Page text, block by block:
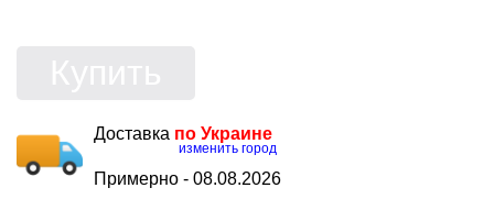
Доставка по Украине
изменить город
Примерно - 08.08.2026